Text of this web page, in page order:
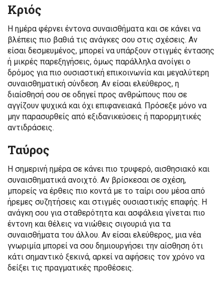
Κριός
Η ημέρα φέρνει έντονα συναισθήματα και σε κάνει να
βλέπεις πιο βαθιά τις ανάγκες σου στις σχέσεις. Αν
είσαι δεσμευμένος, μπορεί να υπάρξουν στιγμές έντασης
ή μικρές παρεξηγήσεις, όμως παράλληλα ανοίγει ο
δρόμος για πιο ουσιαστική επικοινωνία και μεγαλύτερη
συναισθηματική σύνδεση. Αν είσαι ελεύθερος, η
διαίσθησή σου σε οδηγεί προς ανθρώπους που σε
αγγίζουν ψυχικά και όχι επιφανειακά. Πρόσεξε μόνο να
μην παρασυρθείς από εξιδανικεύσεις ή παρορμητικές
αντιδράσεις.
Ταύρος
Η σημερινή ημέρα σε κάνει πιο τρυφερό, αισθησιακό και
συναισθηματικά ανοιχτό. Αν βρίσκεσαι σε σχέση,
μπορείς να έρθεις πιο κοντά με το ταίρι σου μέσα από
ήρεμες συζητήσεις και στιγμές ουσιαστικής επαφής. Η
ανάγκη σου για σταθερότητα και ασφάλεια γίνεται πιο
έντονη και θέλεις να νιώθεις σιγουριά για τα
συναισθήματα του άλλου. Αν είσαι ελεύθερος, μια νέα
γνωριμία μπορεί να σου δημιουργήσει την αίσθηση ότι
κάτι σημαντικό ξεκινά, αρκεί να αφήσεις τον χρόνο να
δείξει τις πραγματικές προθέσεις.